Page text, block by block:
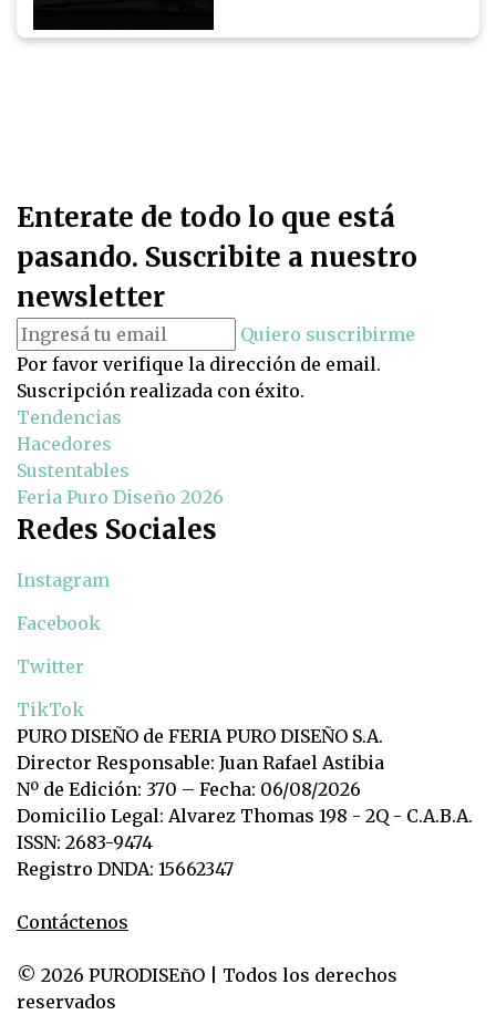
Enterate de todo lo que está
pasando. Suscribite a nuestro
newsletter
Quiero suscribirme
Por favor verifique la dirección de email.
Suscripción realizada con éxito.
Tendencias
Hacedores
Sustentables
Feria Puro Diseño 2026
Redes Sociales
Instagram
Facebook
Twitter
TikTok
PURO DISEÑO de FERIA PURO DISEÑO S.A.
Director Responsable: Juan Rafael Astibia
Nº de Edición: 370 – Fecha: 06/08/2026
Domicilio Legal: Alvarez Thomas 198 - 2Q - C.A.B.A.
ISSN: 2683-9474
Registro DNDA: 15662347
Contáctenos
© 2026 PURODISEñO | Todos los derechos
reservados